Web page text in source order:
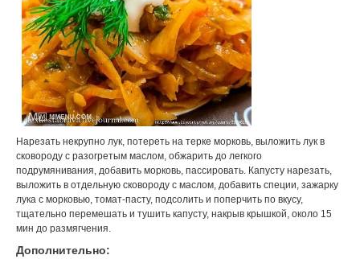
Нарезать некрупно лук, потереть на терке морковь, выложить лук в
сковороду с разогретым маслом, обжарить до легкого
подрумянивания, добавить морковь, пассировать. Капусту нарезать,
выложить в отдельную сковороду с маслом, добавить специи, зажарку
лука с морковью, томат-пасту, подсолить и поперчить по вкусу,
тщательно перемешать и тушить капусту, накрыв крышкой, около 15
мин до размягчения.
Дополнительно: